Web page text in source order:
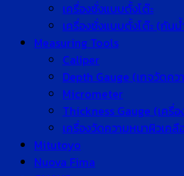
เครื่องชั่งแบบตั้งโต๊ะ
เครื่องชั่งแบบตั้งโต๊ะ (กันน้
Measuring Tools
Caliper
Depth Gauge (เกจวัดค
Micrometer
Thickness Gauge (เครื่
เครื่องวัดความหนาผิวเคลื
Mitutoyo
Nuova Fima